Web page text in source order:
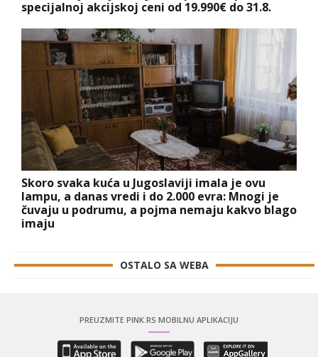
specijalnoj akcijskoj ceni od 19.990€ do 31.8.
Skoro svaka kuća u Jugoslaviji imala je ovu
lampu, a danas vredi i do 2.000 evra: Mnogi je
čuvaju u podrumu, a pojma nemaju kakvo blago
imaju
OSTALO SA WEBA
PREUZMITE PINK.RS MOBILNU APLIKACIJU